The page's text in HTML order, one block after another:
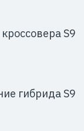
S9
гибрида S9